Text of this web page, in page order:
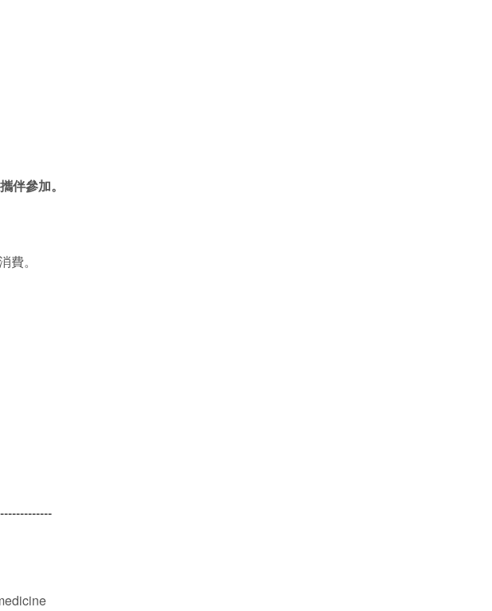
伴參加。
。